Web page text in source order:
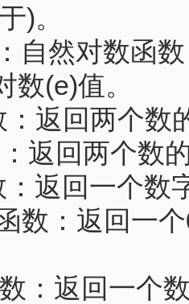
)。
自然对数函
数(e)值。
：返回两个数
返回两个数
返回一个数
数：返回一
：返回一个